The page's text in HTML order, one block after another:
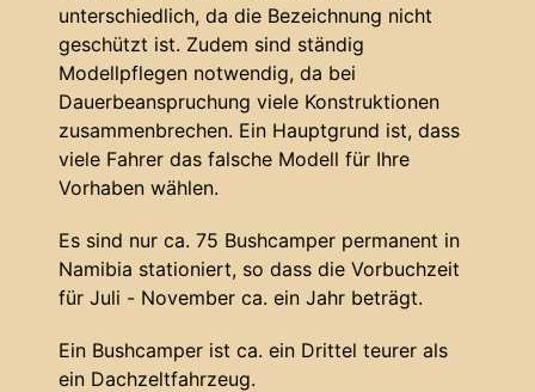
unterschiedlich, da die Bezeichnung nicht
geschützt ist. Zudem sind ständig
Modellpflegen notwendig, da bei
Dauerbeanspruchung viele Konstruktionen
zusammenbrechen. Ein Hauptgrund ist, dass
viele Fahrer das falsche Modell für Ihre
Vorhaben wählen.
Es sind nur ca. 75 Bushcamper permanent in
Namibia stationiert, so dass die Vorbuchzeit
für Juli - November ca. ein Jahr beträgt.
Ein Bushcamper ist ca. ein Drittel teurer als
ein Dachzeltfahrzeug.